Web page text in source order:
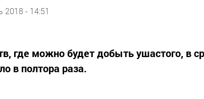
2018 - 14:51
где можно будет добыть ушастого, в
в полтора раза.